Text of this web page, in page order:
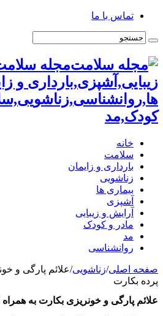
تماس با ما
مجله
زیبایی,آشپزی,بارداری و
کودک,مد
خانه
سلامت
بارداری و زایمان
زناشویی
بیماری ها
آشپزی
آرایش و زیبایی
مادر و کودک
مد
روانشناسی
صفحه اصلی/زناشویی/علائم پارگی و
پرده بکارت
علائم پارگی و خونریزی بکارت به همراه